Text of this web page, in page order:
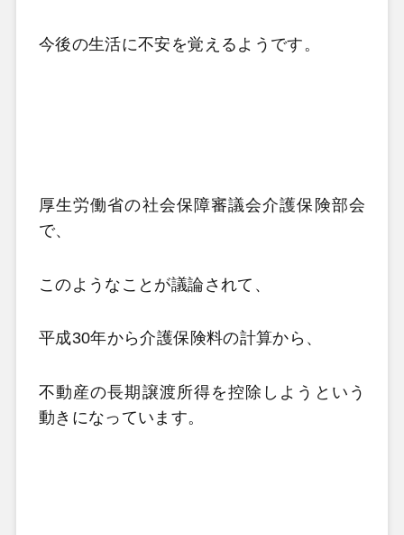
今後の生活に不安を覚えるようです。
厚生労働省の社会保障審議会介護保険部会
で、
このようなことが議論されて、
平成30年から介護保険料の計算から、
不動産の長期譲渡所得を控除しようという
動きになっています。